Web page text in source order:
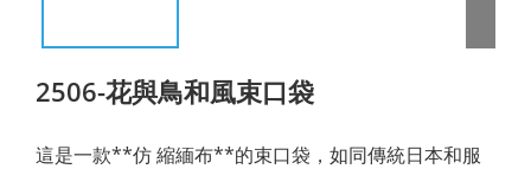
2506-花與鳥和風束口袋
這是一款**仿 縮緬布**的束口袋，如同傳統日本和服